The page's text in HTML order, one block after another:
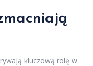
kluczową rolę w